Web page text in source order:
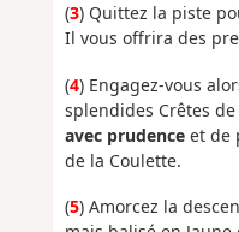
(3) Quittez la piste
Il vous offrira des
(4) Engagez-vous
splendides Crêtes
avec prudenceet de
de la Coulette.
(5) Amorcez la